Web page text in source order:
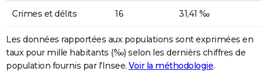
Crimes et délits 16 31,41 ‰
Les données rapportées aux populations sont exprimées en
taux pour mille habitants (‰) selon les dernièrs chiffres de
population fournis par l'Insee. Voir la méthodologie.